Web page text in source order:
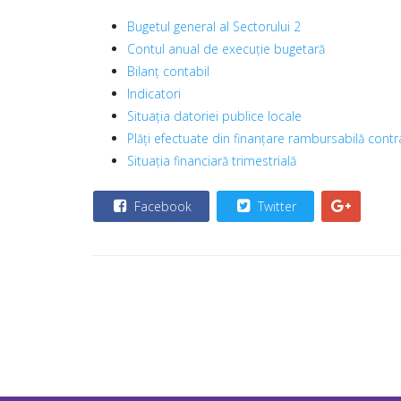
Bugetul general al Sectorului 2
Contul anual de execuție bugetară
Bilanț contabil
Indicatori
Situația datoriei publice locale
Plăți efectuate din finanțare rambursabilă
Situația financiară trimestrială
Facebook Twitter